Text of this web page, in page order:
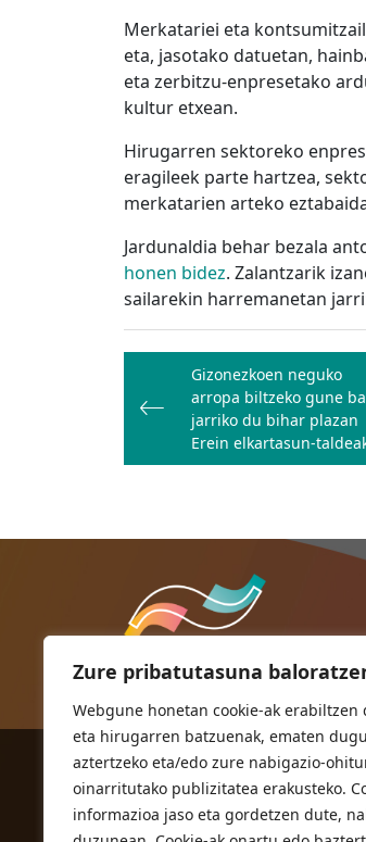
Zure pribatutasuna
Webgune honetan cookie-ak
eta hirugarren batzuenak, ematen
aztertzeko eta/edo zure nabigazio-
oinarritutako publizitatea erakusteko.
informazioa jaso eta gordetzen dute,
Merkatariei eta
eta, jasotako datuetan,
eta zerbitzu-enpresetako
kultur etxean.
Hirugarren sektoreko
eragileek parte hartzea,
merkatarien arteko
Jardunaldia behar bezala
honen bidez. Zalantzarik
sailarekin harremanetan
Bidalketetan
zehar
nabigatu
Gizonezkoen neguko
arropa biltzeko gune
jarriko du bihar plazan
Erein elkartasun-
ORIOKO UDALA
Herriko plaza,1
20810 Orio (Gipuzkoa)